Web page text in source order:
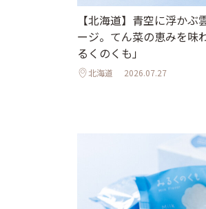
【北海道】青空に浮かぶ
ージ。てん菜の恵みを味
るくのくも」
北海道 2026.07.27